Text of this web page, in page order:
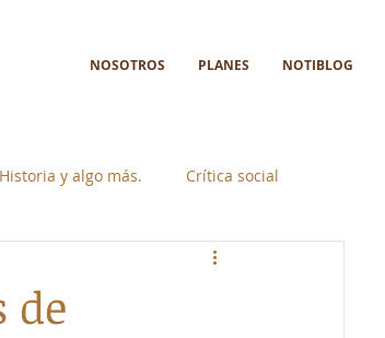
NOSOTROS PLANES NOTIBLOG
Historia y algo más. Crítica social
de